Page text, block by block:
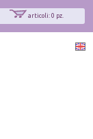
articoli: 0 pz.